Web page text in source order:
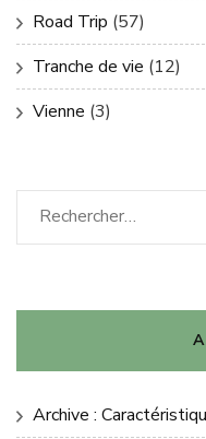
Road Trip (57)
Tranche de vie (12)
Vienne (3)
Rechercher :
Archive :